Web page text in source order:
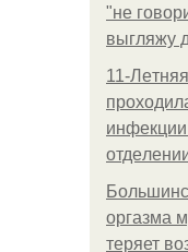
"не
выгляжу
11-
оргазма
теряет